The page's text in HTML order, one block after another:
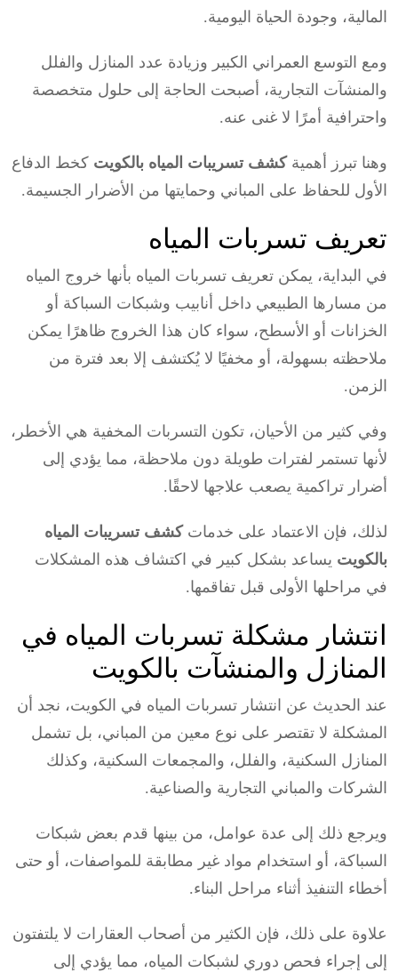
المالية، وجودة الحياة اليومية.
ومع التوسع العمراني الكبير وزيادة عدد المنازل والفلل
والمنشآت التجارية، أصبحت الحاجة إلى حلول متخصصة
واحترافية أمرًا لا غنى عنه.
وهنا تبرز أهميةكشف تسريبات المياه بالكويت كخط الدفاع
الأول للحفاظ على المباني وحمايتها من الأضرار الجسيمة.
تعريف تسربات المياه
في البداية، يمكن تعريف تسربات المياه بأنها خروج المياه
من مسارها الطبيعي داخل أنابيب وشبكات السباكة أو
الخزانات أو الأسطح، سواء كان هذا الخروج ظاهرًا يمكن
ملاحظته بسهولة، أو مخفيًا لا يُكتشف إلا بعد فترة من
الزمن.
وفي كثير من الأحيان، تكون التسربات المخفية هي الأخطر،
لأنها تستمر لفترات طويلة دون ملاحظة، مما يؤدي إلى
أضرار تراكمية يصعب علاجها لاحقًا.
لذلك، فإن الاعتماد على خدماتكشف تسريبات المياه
بالكويت يساعد بشكل كبير في اكتشاف هذه المشكلات
في مراحلها الأولى قبل تفاقمها.
انتشار مشكلة تسربات المياه في
المنازل والمنشآت بالكويت
عند الحديث عن انتشار تسربات المياه في الكويت، نجد أن
المشكلة لا تقتصر على نوع معين من المباني، بل تشمل
المنازل السكنية، والفلل، والمجمعات السكنية، وكذلك
الشركات والمباني التجارية والصناعية.
ويرجع ذلك إلى عدة عوامل، من بينها قدم بعض شبكات
السباكة، أو استخدام مواد غير مطابقة للمواصفات، أو حتى
أخطاء التنفيذ أثناء مراحل البناء.
علاوة على ذلك، فإن الكثير من أصحاب العقارات لا يلتفتون
إلى إجراء فحص دوري لشبكات المياه، مما يؤدي إلى